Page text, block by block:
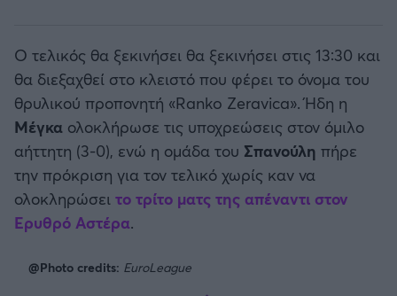
Ο τελικός θα ξεκινήσει θα ξεκινήσει στις 13:30 και
θα διεξαχθεί στο κλειστό που φέρει το όνομα του
θρυλικού προπονητή «Ranko Zeravica». Ήδη η
Μέγκα ολοκλήρωσε τις υποχρεώσεις στον όμιλο
αήττητη (3-0), ενώ η ομάδα του Σπανούλη πήρε
την πρόκριση για τον τελικό χωρίς καν να
ολοκληρώσει το τρίτο ματς της απέναντι στον
Ερυθρό Αστέρα.
@Photo credits: EuroLeague